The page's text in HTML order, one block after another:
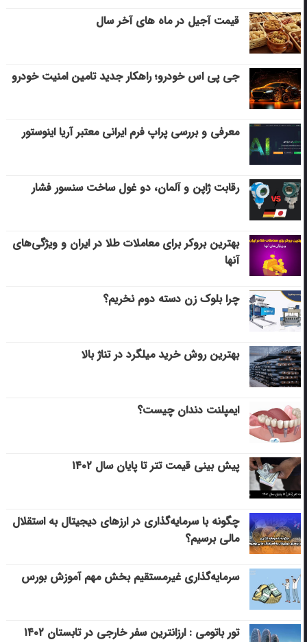
قیمت آجیل در ماه های آخر سال
جی پی اس خودرو؛ راهکار جدید تامین امنیت خودرو
معرفی و بررسی پراپ فرم ایرانی معتبر آریا اینوستور
رقابت ژاپن و آلمان، دو غول ساخت سنسور فشار
بهترین بروکر برای معاملات طلا در ایران و ویژگی‌های
آنها
چرا بلوک زن دسته دوم نخریم؟
بهترین روش خرید میلگرد در تناژ بالا
ایمپلنت دندان چیست؟
پیش بینی قیمت تتر تا پایان سال ۱۴۰۲
چگونه با سرمایه‌گذاری در ارزهای دیجیتال به استقلال
مالی برسیم؟
سرمایه‌گذاری غیرمستقیم بخش مهم آموزش بورس
تور باتومی : ارزانترین سفر خارجی در تابستان ۱۴۰۲